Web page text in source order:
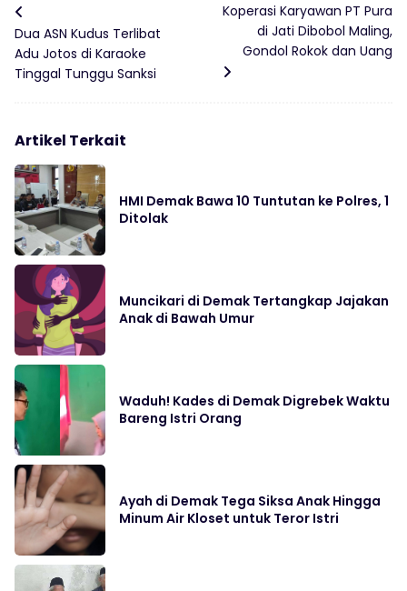
Dua ASN Kudus Terlibat
Adu Jotos di Karaoke
Tinggal Tunggu Sanksi
Koperasi Karyawan PT Pura
di Jati Dibobol Maling,
Gondol Rokok dan Uang
Artikel Terkait
HMI Demak Bawa 10 Tuntutan ke Polres, 1
Ditolak
Muncikari di Demak Tertangkap Jajakan
Anak di Bawah Umur
Waduh! Kades di Demak Digrebek Waktu
Bareng Istri Orang
Ayah di Demak Tega Siksa Anak Hingga
Minum Air Kloset untuk Teror Istri